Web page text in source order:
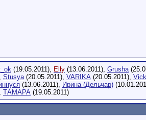
(19.05.2011), Elly (13.06.2011), Grusha
Stusya(20.05.2011), VARIKA (20.05.2011),
(13.06.2011), Ирина (Дельчар)
ТАМАРА (19.05.2011)